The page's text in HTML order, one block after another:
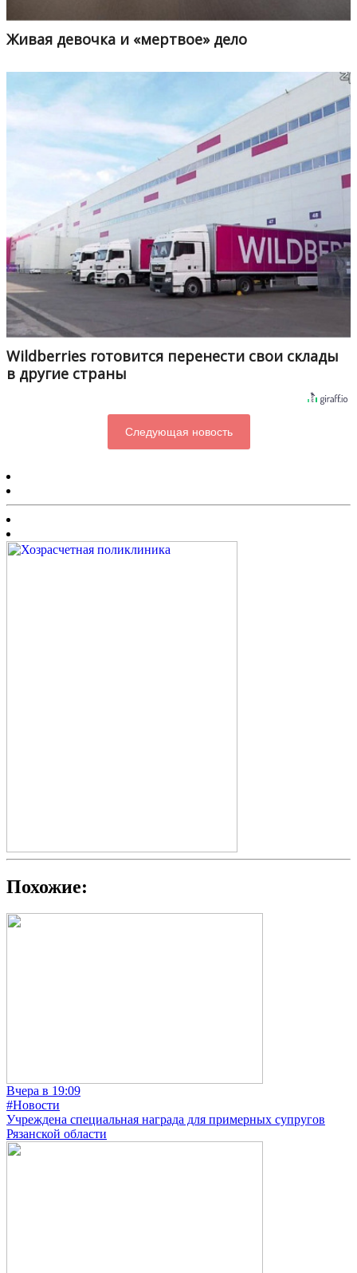
Живая девочка и «мертвое» дело
Wildberries готовится перенести свои склады
в другие страны
Следующая новость
Похожие:
Вчера в 19:09
#Новости
Учреждена специальная награда для примерных супругов
Рязанской области